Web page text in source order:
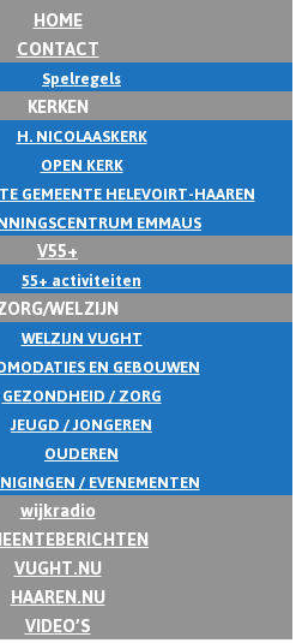
HOME
CONTACT
Spelregels
KERKEN
H. NICOLAASKERK
OPEN KERK
GEMEENTE HELEVOIRT-HAAREN
EMMAUS
V55+
55+ activiteiten
WELZIJN
WELZIJN VUGHT
EN GEBOUWEN
GEZONDHEID / ZORG
JEUGD / JONGEREN
OUDEREN
/ EVENEMENTEN
wijkradio
VUGHT.NU
HAAREN.NU
VIDEO’S